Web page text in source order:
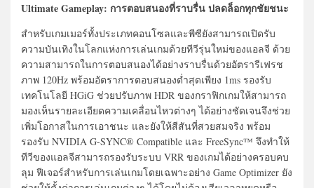
Ultimate Gameplay: การตอบสนองที่ราบรื่น ปลดล็อกทุกชัยชนะ
สำหรับเกมเมอร์ทั้งประเภทคอนโซลและพีซียังสามารถเปิดรับ
ความบันเทิงในโลกแห่งการเล่นเกมด้วยทีวีรุ่นใหม่ของแอลจี ด้วย
ความสามารถในการตอบสนองได้อย่างราบรื่นด้วยอัตรารีเฟรช
ภาพ 120Hz พร้อมอัตราการตอบสนองต่ำสุดเพียง 1ms รองรับ
เทคโนโลยี HGiG ช่วยปรับภาพ HDR ของกราฟิกเกมให้สามารถ
มองเห็นรายละเอียดความเคลื่อนไหวต่างๆ ได้อย่างชัดเจนจึงช่วย
เพิ่มโอกาสในการเอาชนะ และยังให้สีสันที่สวยสมจริง พร้อม
รองรับ NVIDIA G-SYNC® Compatible และ FreeSync™ จึงทำให้
ทีวีของแอลจีสามารถรองรับระบบ VRR ของเกมได้อย่างครอบคบ
ลุม ฟีเจอร์สำหรับการเล่นเกมโดยเฉพาะอย่าง Game Optimizer ยัง